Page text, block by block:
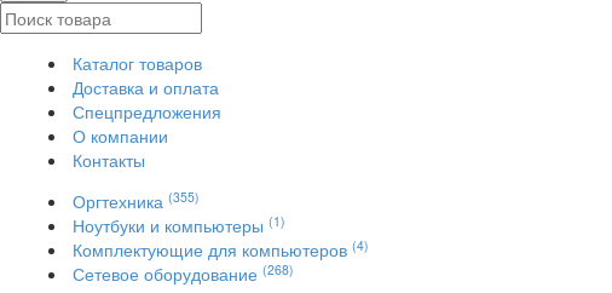
Каталог товаров
Доставка и оплата
Спецпредложения
О компании
Контакты
Оргтехника (355)
Ноутбуки и компьютеры (1)
Комплектующие для компьютеров (4)
Сетевое оборудование (268)